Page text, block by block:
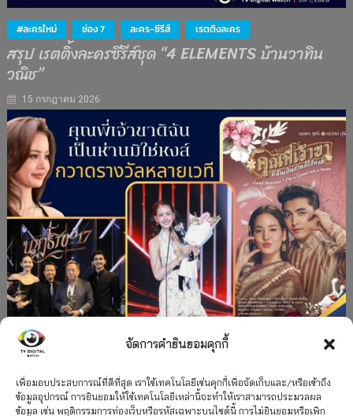
จัดการคำยินยอมคุกกี้
เพื่อมอบประสบการณ์ที่ดีที่สุด เราใช้เทคโนโลยีเช่นคุกกี้เพื่อจัดเก็บและ/หรือเข้าถึง
ข้อมูลอุปกรณ์ การยินยอมให้ใช้เทคโนโลยีเหล่านี้จะทำให้เราสามารถประมวลผล
ข้อมูล เช่น พฤติกรรมการท่องเว็บหรือรหัสเฉพาะบนไซต์นี้ การไม่ยินยอมหรือเพิก
#ละครใหม่ ช่อง 7 ละคร-ซีรีส์ เรตติงละคร
สรุป เรตติ้งละครซีรีส์ชุด “4 ELEMENTS บ้านวาทิน
วณิช”
15 กรกฎาคม 2026
”คุณพี่เจ้าขาดิฉันเป็นห่านมิใช่หงส์” กวาดรางวัล
เพียบ จาก 8 เวที